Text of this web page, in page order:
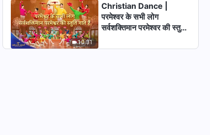
10:31
Christian Dance |
परमेश्वर के सभी लोग
सर्वशक्तिमान परमेश्वर की स्तुति
आवाजें